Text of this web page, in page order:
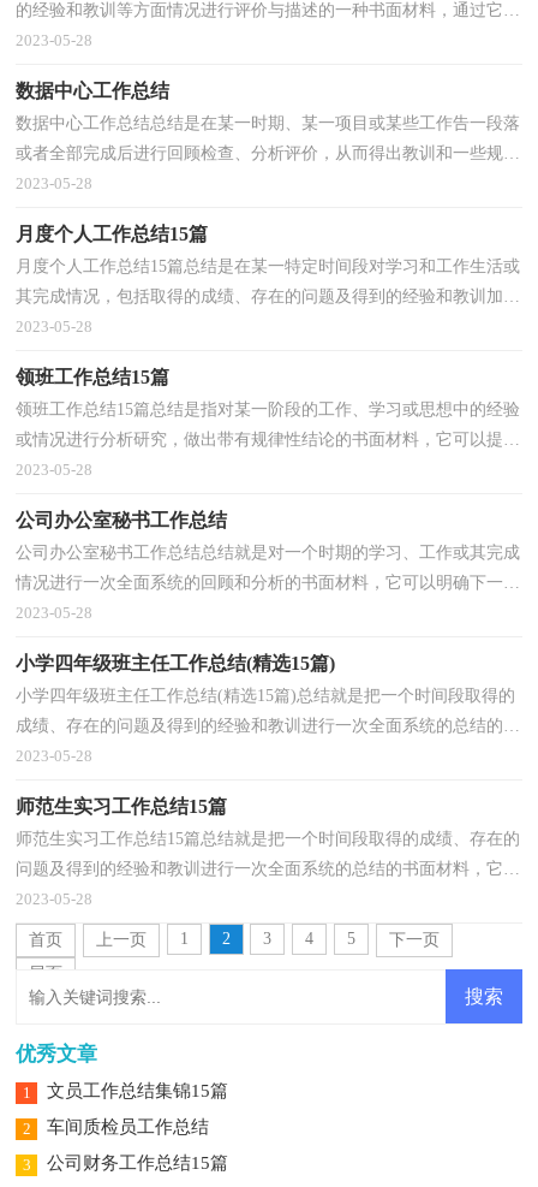
的经验和教训等方面情况进行评价与描述的一种书面材料，通过它可
以全面地、系统地了解以往的学习和工作情况，不...
2023-05-28
数据中心工作总结
数据中心工作总结总结是在某一时期、某一项目或某些工作告一段落
或者全部完成后进行回顾检查、分析评价，从而得出教训和一些规律
性认识的一种书面材料，通过它可以全面地、系统...
2023-05-28
月度个人工作总结15篇
月度个人工作总结15篇总结是在某一特定时间段对学习和工作生活或
其完成情况，包括取得的成绩、存在的问题及得到的经验和教训加以
回顾和分析的书面材料，它可以给我们下一阶段的...
2023-05-28
领班工作总结15篇
领班工作总结15篇总结是指对某一阶段的工作、学习或思想中的经验
或情况进行分析研究，做出带有规律性结论的书面材料，它可以提升
我们发现问题的能力，为此要我们写一份总结。总结...
2023-05-28
公司办公室秘书工作总结
公司办公室秘书工作总结总结就是对一个时期的学习、工作或其完成
情况进行一次全面系统的回顾和分析的书面材料，它可以明确下一步
的工作方向，少走弯路，少犯错误，提高工作效益，因此...
2023-05-28
小学四年级班主任工作总结(精选15篇)
小学四年级班主任工作总结(精选15篇)总结就是把一个时间段取得的
成绩、存在的问题及得到的经验和教训进行一次全面系统的总结的书
面材料，它可以促使我们思考，不如立即行动起来...
2023-05-28
师范生实习工作总结15篇
师范生实习工作总结15篇总结就是把一个时间段取得的成绩、存在的
问题及得到的经验和教训进行一次全面系统的总结的书面材料，它可
以帮助我们有寻找学习和工作中的规律，不妨坐下...
2023-05-28
首页 上一页 1 2 3 4 5
下一页
尾页
优秀文章
1 文员工作总结集锦15篇
2 车间质检员工作总结
3 公司财务工作总结15篇